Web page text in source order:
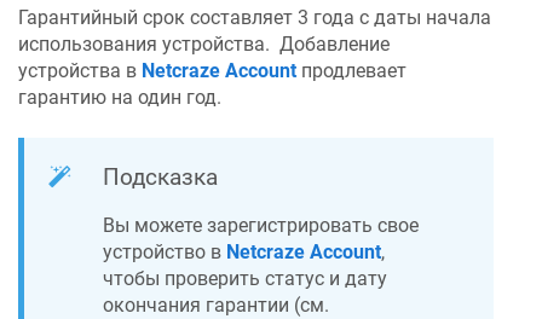
Гарантийный срок составляет 3 года с даты начала
использования устройства. Добавление
устройства в Netcraze Account продлевает
гарантию на один год.
Подсказка
Вы можете зарегистрировать свое
устройство в Netcraze Account,
чтобы проверить статус и дату
окончания гарантии (см.